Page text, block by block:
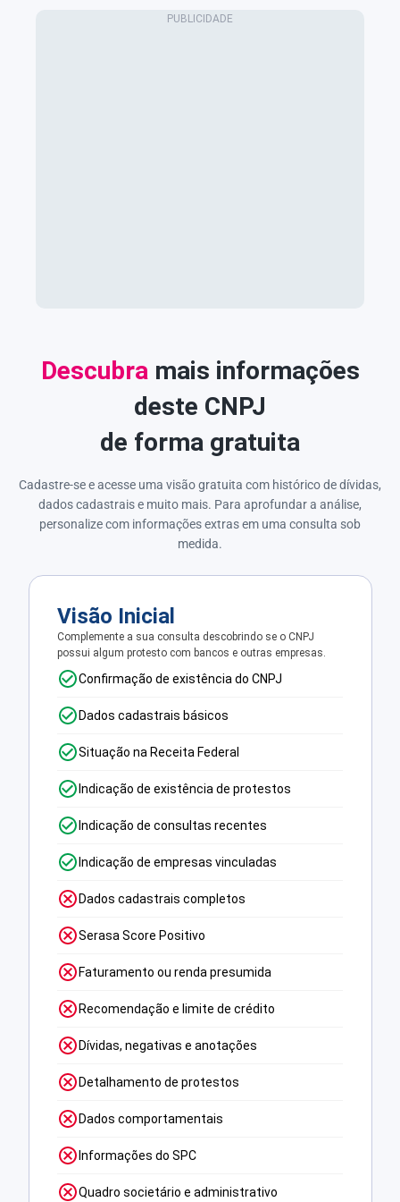
Descubra mais informações
deste CNPJ
de forma gratuita
Cadastre-se e acesse uma visão gratuita com histórico de dívidas,
dados cadastrais e muito mais. Para aprofundar a análise,
personalize com informações extras em uma consulta sob
medida.
Visão Inicial
Complemente a sua consulta descobrindo se o CNPJ
possui algum protesto com bancos e outras empresas.
Confirmação de existência do CNPJ
Dados cadastrais básicos
Situação na Receita Federal
Indicação de existência de protestos
Indicação de consultas recentes
Indicação de empresas vinculadas
Dados cadastrais completos
Serasa Score Positivo
Faturamento ou renda presumida
Recomendação e limite de crédito
Dívidas, negativas e anotações
Detalhamento de protestos
Dados comportamentais
Informações do SPC
Quadro societário e administrativo